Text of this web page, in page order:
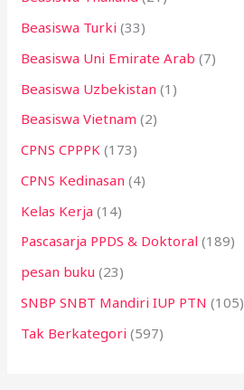
Beasiswa Turki (33)
Beasiswa Uni Emirate Arab (7)
Beasiswa Uzbekistan (1)
Beasiswa Vietnam (2)
CPNS CPPPK (173)
CPNS Kedinasan (4)
Kelas Kerja (14)
Pascasarja PPDS & Doktoral (189)
pesan buku (23)
SNBP SNBT Mandiri IUP PTN (105)
Tak Berkategori (597)